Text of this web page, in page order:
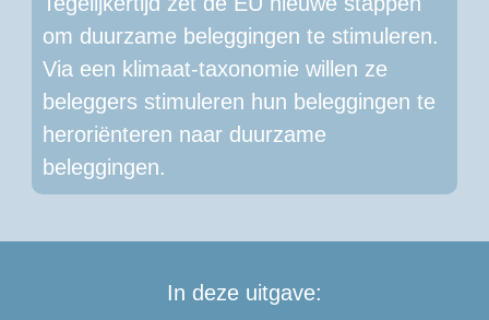
om duurzame beleggingen te stimuleren.
Via een klimaat-taxonomie willen ze
beleggers stimuleren hun beleggingen te
heroriënteren naar duurzame
beleggingen.
In deze uitgave: